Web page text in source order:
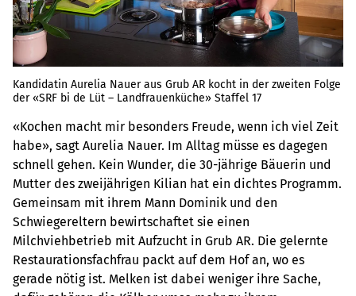
Kandidatin Aurelia Nauer aus Grub AR kocht in der zweiten Folge
der «SRF bi de Lüt – Landfrauenküche» Staffel 17
«Kochen macht mir besonders Freude, wenn ich viel Zeit
habe», sagt Aurelia Nauer. Im Alltag müsse es dagegen
schnell gehen. Kein Wunder, die 30-jährige Bäuerin und
Mutter des zweijährigen Kilian hat ein dichtes Programm.
Gemeinsam mit ihrem Mann Dominik und den
Schwiegereltern bewirtschaftet sie einen
Milchviehbetrieb mit Aufzucht in Grub AR. Die gelernte
Restaurationsfachfrau packt auf dem Hof an, wo es
gerade nötig ist. Melken ist dabei weniger ihre Sache,